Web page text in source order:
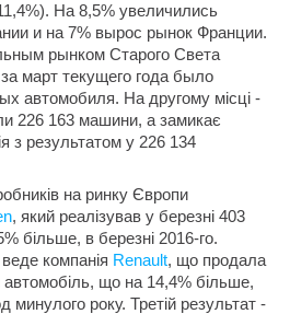
На 8,5% увеличились
и на 7% вырос рынок Франции.
рынком Старого Света
март текущего года было
автомобиля. На другому місці -
226 163 машини, а замикає
з результатом у 226 134
на ринку Європи
, який реалізував у березні 403
більше, в березні 2016-го.
компанія Renault, що продала
автомобіль, що на 14,4% більше,
минулого року. Третій результат -